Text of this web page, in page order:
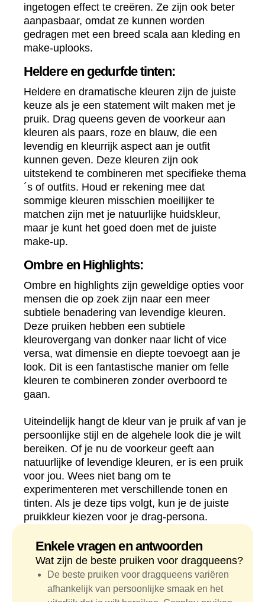
ingetogen effect te creëren. Ze zijn ook beter
aanpasbaar, omdat ze kunnen worden
gedragen met een breed scala aan kleding en
make-uplooks.
Heldere en gedurfde tinten:
Heldere en dramatische kleuren zijn de juiste
keuze als je een statement wilt maken met je
pruik. Drag queens geven de voorkeur aan
kleuren als paars, roze en blauw, die een
levendig en kleurrijk aspect aan je outfit
kunnen geven. Deze kleuren zijn ook
uitstekend te combineren met specifieke thema
´s of outfits. Houd er rekening mee dat
sommige kleuren misschien moeilijker te
matchen zijn met je natuurlijke huidskleur,
maar je kunt het goed doen met de juiste
make-up.
Ombre en Highlights:
Ombre en highlights zijn geweldige opties voor
mensen die op zoek zijn naar een meer
subtiele benadering van levendige kleuren.
Deze pruiken hebben een subtiele
kleurovergang van donker naar licht of vice
versa, wat dimensie en diepte toevoegt aan je
look. Dit is een fantastische manier om felle
kleuren te combineren zonder overboord te
gaan.
Uiteindelijk hangt de kleur van je pruik af van je
persoonlijke stijl en de algehele look die je wilt
bereiken. Of je nu de voorkeur geeft aan
natuurlijke of levendige kleuren, er is een pruik
voor jou. Wees niet bang om te
experimenteren met verschillende tonen en
tinten. Als je deze tips volgt, kun je de juiste
pruikkleur kiezen voor je drag-persona.
Enkele vragen en antwoorden
Wat zijn de beste pruiken voor dragqueens?
De beste pruiken voor dragqueens variëren
afhankelijk van persoonlijke smaak en het